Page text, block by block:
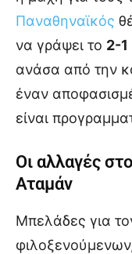
Παναθηναϊκός
να γράψει το 2-1
ανάσα από την
έναν
είναι
Οι αλλαγές
Αταμάν
Μπελάδες για